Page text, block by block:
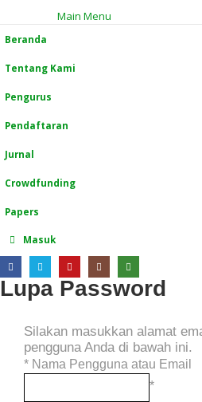
Main Menu
Beranda
Tentang Kami
Pengurus
Pendaftaran
Jurnal
Crowdfunding
Papers
Masuk
Lupa Password
Silakan masukkan alamat
pengguna Anda di bawah ini.
* Nama Pengguna atau Email
*